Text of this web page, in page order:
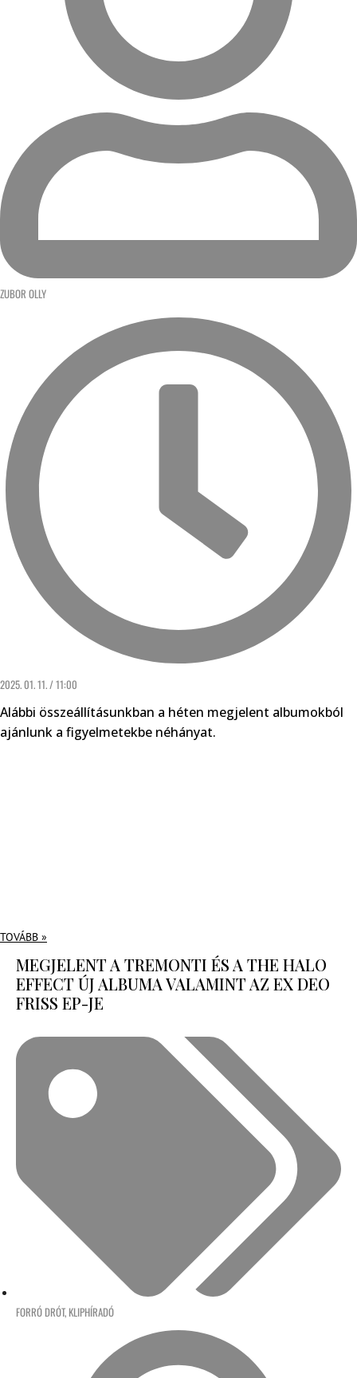
ZUBOR OLLY
2025. 01. 11. / 11:00
Alábbi összeállításunkban a héten megjelent albumokból
ajánlunk a figyelmetekbe néhányat.
TOVÁBB »
MEGJELENT A TREMONTI ÉS A THE HALO
EFFECT ÚJ ALBUMA VALAMINT AZ EX DEO
FRISS EP-JE
FORRÓ DRÓT, KLIPHÍRADÓ